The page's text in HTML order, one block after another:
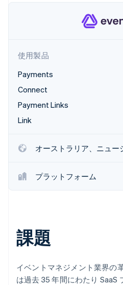
不正防止
Atlas
カーボンリムーバル
オンライン本人確認
ご覧ください。
こちらをご覧ください
テインメント
非営利団体
プロフェッシ
開発者のブロ
API ステータス
使用製品
Payments
Connect
Payment Links
Link
オーストラリア、ニュー
プラットフォーム
課題
イベントマネジメント業界の
は過去 35 年間にわたり SaaS